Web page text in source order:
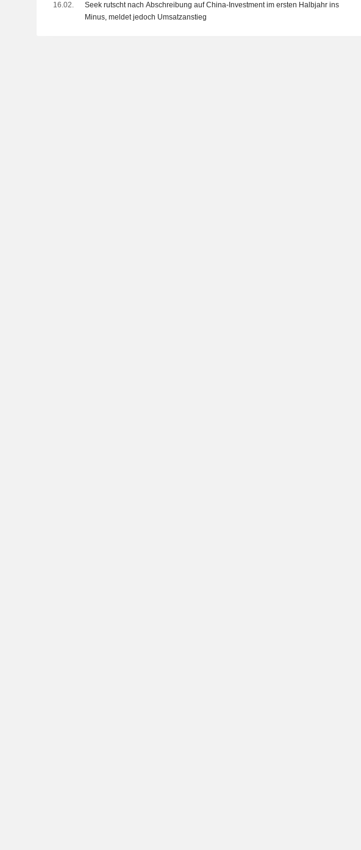
16.02.
Seek rutscht nach Abschreibung auf China-Investment im ersten Halbjahr ins
Minus, meldet jedoch Umsatzanstieg